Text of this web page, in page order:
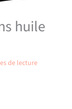
huile
de lecture